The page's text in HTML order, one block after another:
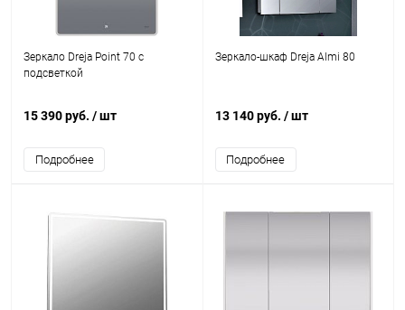
Зеркало Dreja Point 70 c
подсветкой
15 390 руб. / шт
Подробнее
Зеркало-шкаф Dreja Almi 80
13 140 руб. / шт
Подробнее